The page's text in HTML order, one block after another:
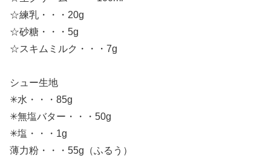
☆練乳・・・20g
☆砂糖・・・5g
☆スキムミルク・・・7g
シュー生地
✳︎水・・・85g
✳︎無塩バター・・・50g
✳︎塩・・・1g
薄力粉・・・55g（ふるう）